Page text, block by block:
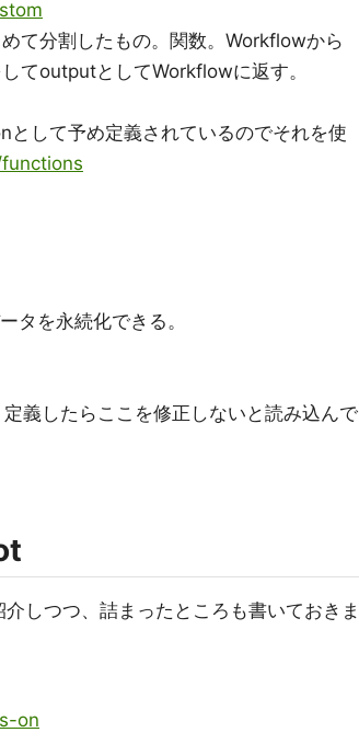
て分割したもの。関数。Workflowから
てoutputとしてWorkflowに返す。
して予め定義されているのでそれを使
タを永続化できる。
義したらここを修正しないと読み込んで
しつつ、詰まったところも書いておきま
on